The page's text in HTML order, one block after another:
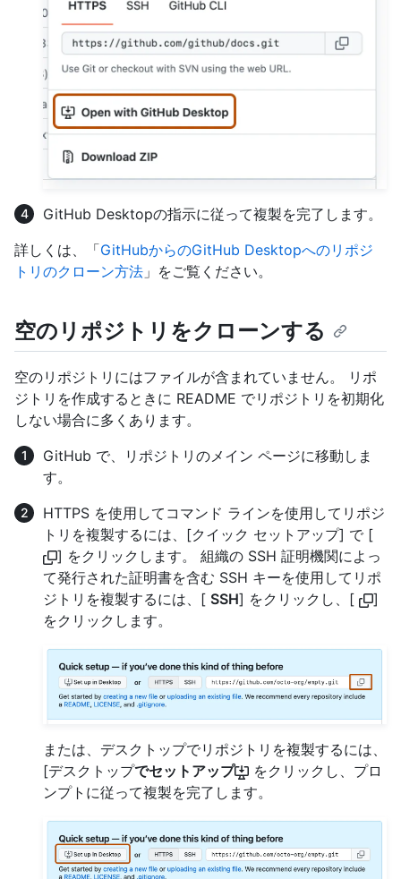
GitHub Desktopの指示に従って複製を完了します。
詳しくは、「GitHubからのGitHub Desktopへのリポジ
トリのクローン方法 」をご覧ください。
空のリポジトリをクローンする
空のリポジトリにはファイルが含まれていません。 リポ
ジトリを作成するときに README でリポジトリを初期化
しない場合に多くあります。
GitHub で、リポジトリのメイン ページに移動しま
す。
HTTPS を使用してコマンド ラインを使用してリポジ
トリを複製するには、[クイック セットアップ] で [
] をクリックします。 組織の SSH 証明機関によっ
て発行された証明書を含む SSH キーを使用してリポ
ジトリを複製するには、[ SSH] をクリックし、[
]
をクリックします。
または、デスクトップでリポジトリを複製するには、
[デスクトップでセットアップ
をクリックし、プロ
ンプトに従って複製を完了します。